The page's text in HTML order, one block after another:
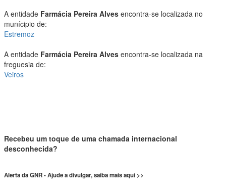
A entidade Farmácia Pereira Alves encontra-se localizada no
munícipio de:
Estremoz
A entidade Farmácia Pereira Alves encontra-se localizada na
freguesia de:
Veiros
Recebeu um toque de uma chamada internacional
desconhecida?
Alerta da GNR - Ajude a divulgar, saiba mais aqui >>